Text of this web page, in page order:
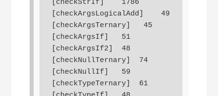
[checkStrIf]    1786
[checkArgsLogicalAdd]    49
[checkArgsTernary]   45
[checkArgsIf]   51
[checkArgsIf2]  48
[checkNullTernary]  74
[checkNullIf]   59
[checkTypeTernary]  61